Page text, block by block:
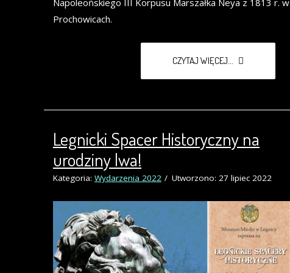
Prochowicach.
CZYTAJ WIĘCEJ...
Legnicki Spacer Historyczny na
urodziny lwa!
Kategoria: Wydarzenia 2022 Utworzono: 27 lipiec 2022